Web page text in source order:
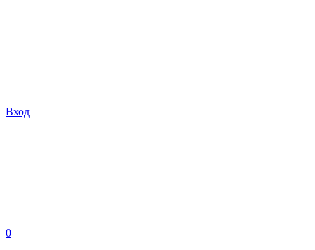
Вход
0